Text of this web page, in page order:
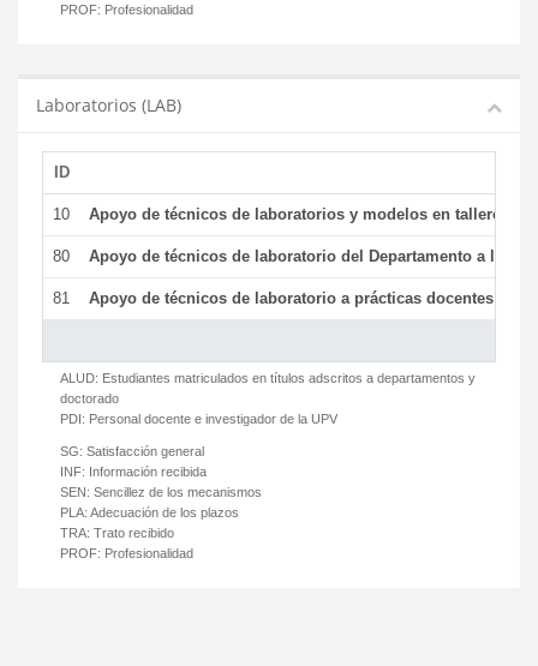
PROF: Profesionalidad
Laboratorios (LAB)
ID
10 Apoyo de técnicos de laboratorios y modelos en talleres/
80 Apoyo de técnicos de laboratorio del Departamento a la
81 Apoyo de técnicos de laboratorio a prácticas docentes y
ALUD: Estudiantes matriculados en títulos adscritos a departamentos y
doctorado
PDI: Personal docente e investigador de la UPV
SG: Satisfacción general
INF: Información recibida
SEN: Sencillez de los mecanismos
PLA: Adecuación de los plazos
TRA: Trato recibido
PROF: Profesionalidad